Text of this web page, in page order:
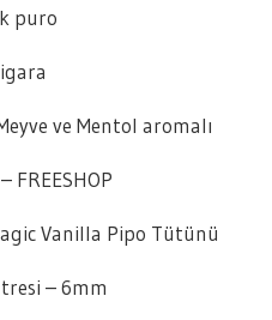
puro
ve Mentol aromalı
FREESHOP
Vanilla Pipo Tütünü
– 6mm